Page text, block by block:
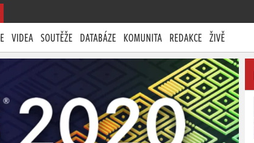
VIDEA SOUTĚŽE DATABÁZE KOMUNITA REDAKCE ŽIVĚ